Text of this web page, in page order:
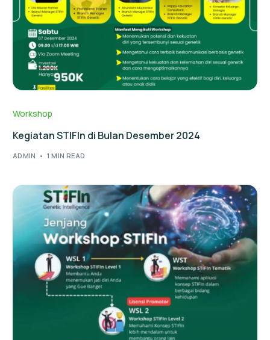
Workshop
Kegiatan STIFIn di Bulan Desember 2024
ADMIN 1 MIN READ